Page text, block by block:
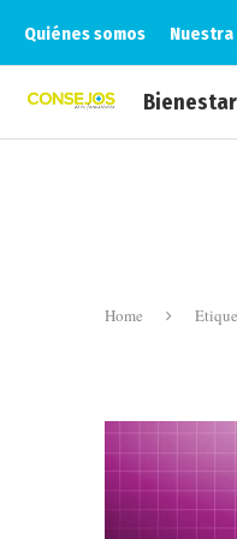
Quiénes somos
Bienestar
Home